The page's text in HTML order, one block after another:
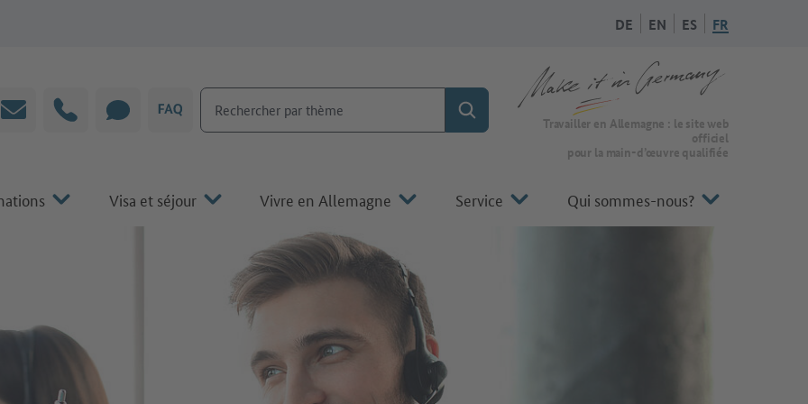
DE EN ES FR
Courrier électronique
HotlineCHAT FAQ
Rechercher par thème
RechercherVers la page d'accueil de Make it in Germany
Travailler en Allemagne : le site web
officiel
pour la main-d’œuvre qualifiée
Visa et séjour Vivre en Allemagne Service Qui sommes-nous?